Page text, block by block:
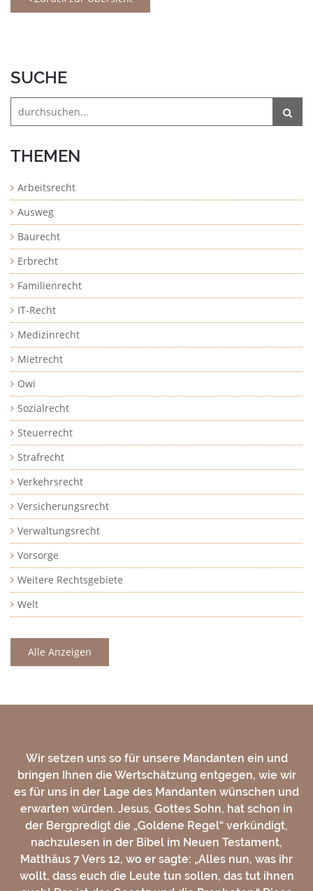
SUCHE
THEMEN
Arbeitsrecht
Ausweg
Baurecht
Erbrecht
Familienrecht
IT-Recht
Medizinrecht
Mietrecht
Owi
Sozialrecht
Steuerrecht
Strafrecht
Verkehrsrecht
Versicherungsrecht
Verwaltungsrecht
Vorsorge
Weitere Rechtsgebiete
Welt
Alle Anzeigen
Wir setzen uns so für unsere Mandanten ein und
bringen Ihnen die Wertschätzung entgegen, wie wir
es für uns in der Lage des Mandanten wünschen und
erwarten würden. Jesus, Gottes Sohn, hat schon in
der Bergpredigt die „Goldene Regel“ verkündigt,
nachzulesen in der Bibel im Neuen Testament,
Matthäus 7 Vers 12, wo er sagte: „Alles nun, was ihr
wollt, dass euch die Leute tun sollen, das tut ihnen